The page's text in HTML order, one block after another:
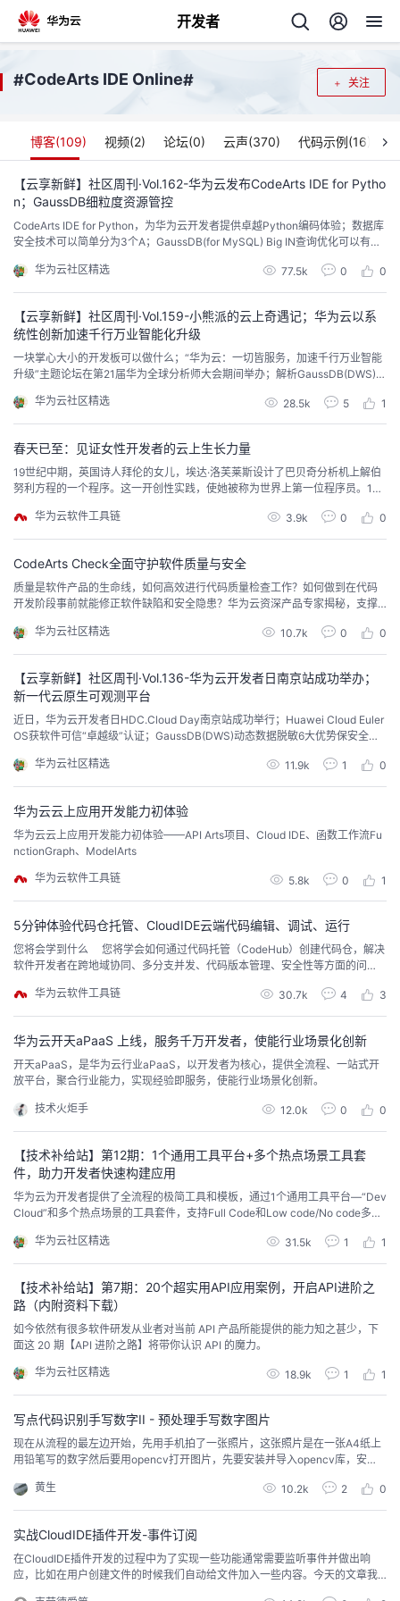
开发者
回
个
页
开
我
的
博
客
我
的
论
我
的
子
我
直
播
的
活
我
的
注
我
开
学
堂
我
的
程
我
认
证
的
实
我
的
藏
我
的
我
支
持
我
的
技
支
持
我
的
声
建
关注
#CodeArts IDE Online#
博客(109) 视频(2) 论坛(0) 云声(370) 代码示例(16)
【云享新鲜】社区周刊·Vol.162-华为云发布CodeArts IDE for Pytho
n；GaussDB细粒度资源管控
CodeArts IDE for Python，为华为云开发者提供卓越Python编码体验；数据库
安全技术可以简单分为3个A；GaussDB(for MySQL) Big IN查询优化可以有效
华为云社区精选
77.5k 0 0
【云享新鲜】社区周刊·Vol.159-小熊派的云上奇遇记；华为云以系
统性创新加速千行万业智能化升级
一块掌心大小的开发板可以做什么；“华为云：一切皆服务，加速千行万业智能
升级”主题论坛在第21届华为全球分析师大会期间举办；解析GaussDB(DWS)+
华为云社区精选
28.5k 5 1
春天已至：见证女性开发者的云上生长力量
19世纪中期，英国诗人拜伦的女儿，埃达·洛芙莱斯设计了巴贝奇分析机上解伯
努利方程的一个程序。这一开创性实践，使她被称为世界上第一位程序员。180
花结果。让我们走近女性开发者，看她们如何在云上释放热情与专业，用技术
为自己代言。王苏西：发挥独特优势，做中坚力量 在职业生涯中，王苏西展现
华为云软件工具链 3.9k 0 0
CodeArts Check全面守护软件质量与安全
质量是软件产品的生命线，如何高效进行代码质量检查工作？如何做到在代码
开发阶段事前就能修正软件缺陷和安全隐患？华为云资深产品专家揭秘，支撑
华为云社区精选
10.7k 0 0
【云享新鲜】社区周刊·Vol.136-华为云开发者日南京站成功举办；
新一代云原生可观测平台
近日，华为云开发者日HDC.Cloud Day南京站成功举行；Huawei Cloud Euler
OS获软件可信“卓越级”认证；GaussDB(DWS)动态数据脱敏6大优势保安全；
例... 华为云社区精选 11.9k 1 0
华为云云上应用开发能力初体验
华为云云上应用开发能力初体验——API Arts项目、Cloud IDE、函数工作流Fu
nctionGraph、ModelArts
华为云软件工具链 5.8k 0 1
5分钟体验代码仓托管、CloudIDE云端代码编辑、调试、运行
您将会学到什么 您将学会如何通过代码托管（CodeHub）创建代码仓，解决
软件开发者在跨地域协同、多分支并发、代码版本管理、安全性等方面的问
试、运行您的代码，随时、随地、随心体验！环境准备注册华为云账号、实名
认证如果您已拥有华为账号且已通过实名认证，可直接体验。若您还没有通过
华为云软件工具链 30.7k 4 3
华为云开天aPaaS 上线，服务千万开发者，使能行业场景化创新
开天aPaaS，是华为云行业aPaaS，以开发者为核心，提供全流程、一站式开
放平台，聚合行业能力，实现经验即服务，使能行业场景化创新。
技术火炬手 12.0k 0 0
【技术补给站】第12期：1个通用工具平台+多个热点场景工具套
件，助力开发者快速构建应用
华为云为开发者提供了全流程的极简工具和模板，通过1个通用工具平台—“Dev
Cloud”和多个热点场景的工具套件，支持Full Code和Low code/No code多种
华为云社区精选
31.5k 1 1
【技术补给站】第7期：20个超实用API应用案例，开启API进阶之
路（内附资料下载）
如今依然有很多软件研发从业者对当前 API 产品所能提供的能力知之甚少，下
面这 20 期【API 进阶之路】将带你认识 API 的魔力。
华为云社区精选 18.9k 1 1
写点代码识别手写数字II - 预处理手写数字图片
现在从流程的最左边开始，先用手机拍了一张照片，这张照片是在一张A4纸上
用铅笔写的数字然后要用opencv打开图片，先要安装并导入opencv库，安
import cv2Traceback (most recent call last): File "<stdin>", line 1, in <...
黄生 10.2k 2 0
实战CloudIDE插件开发-事件订阅
在CloudIDE插件开发的过程中为了实现一些功能通常需要监听事件并做出响
应，比如在用户创建文件的时候我们自动给文件加入一些内容。今天的文章我